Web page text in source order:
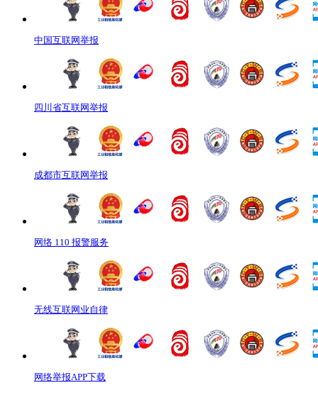
中国互联网举报
四川省互联网举报
成都市互联网举报
网络 110 报警服务
无线互联网业自律
网络举报APP下载